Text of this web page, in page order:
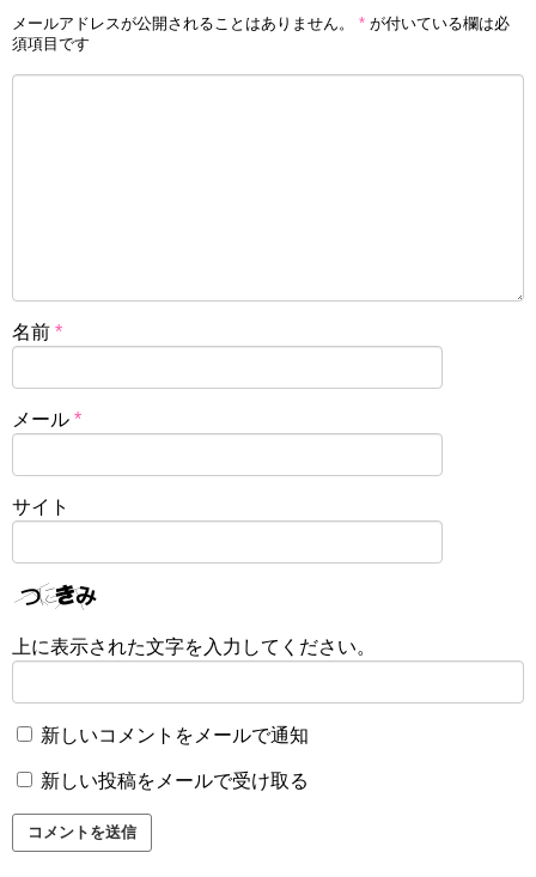
メールアドレスが公開されることはありません。 * が付いている欄は必
須項目です
名前 *
メール *
サイト
上に表示された文字を入力してください。
新しいコメントをメールで通知
新しい投稿をメールで受け取る